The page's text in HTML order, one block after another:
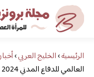
مجلةالرئيسية›الخليج العربي›
العالمي للدفاع المدني 2024